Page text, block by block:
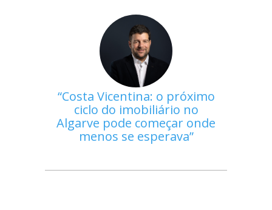
Costa Vicentina: o próximo
ciclo do imobiliário no
Algarve pode começar onde
menos se esperava